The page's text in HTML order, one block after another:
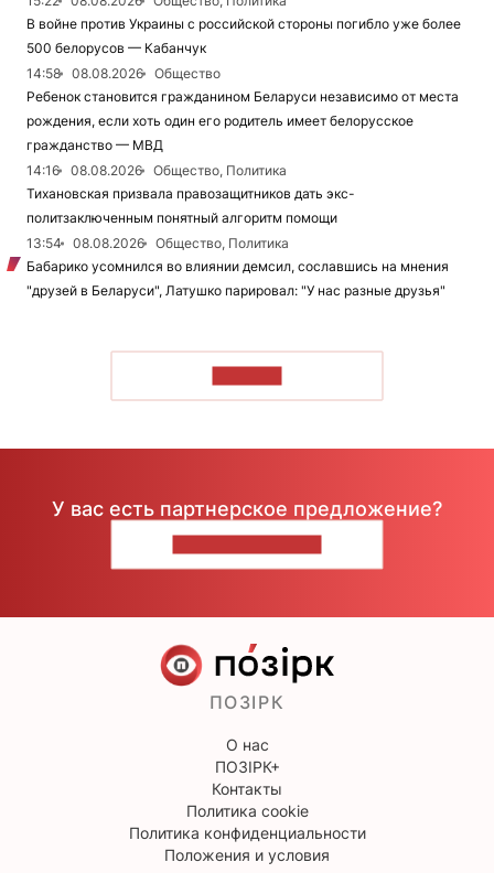
В войне против Украины с российской стороны погибло уже более
500 белорусов — Кабанчук
14:58
08.08.2026
Общество
Ребенок становится гражданином Беларуси независимо от места
рождения, если хоть один его родитель имеет белорусское
гражданство — МВД
14:16
08.08.2026
Общество, Политика
Тихановская призвала правозащитников дать экс-
политзаключенным понятный алгоритм помощи
13:54
08.08.2026
Общество, Политика
Бабарико усомнился во влиянии демсил, сославшись на мнения
"друзей в Беларуси", Латушко парировал: "У нас разные друзья"
У вас есть партнерское предложение?
ПОЗІРК
О нас
ПОЗІРК+
Контакты
Политика cookie
Политика конфиденциальности
Положения и условия